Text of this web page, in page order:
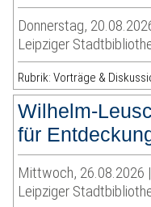
Donnerstag,
Leipziger
Rubrik: Vorträge &
Wilhelm-
für
Mittwoch, 26.08.2026
Leipziger